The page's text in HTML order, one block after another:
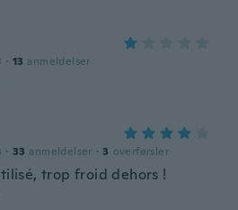
· 13 anmeldelser
· 33 anmeldelser · 3 overførsler
trop froid dehors !